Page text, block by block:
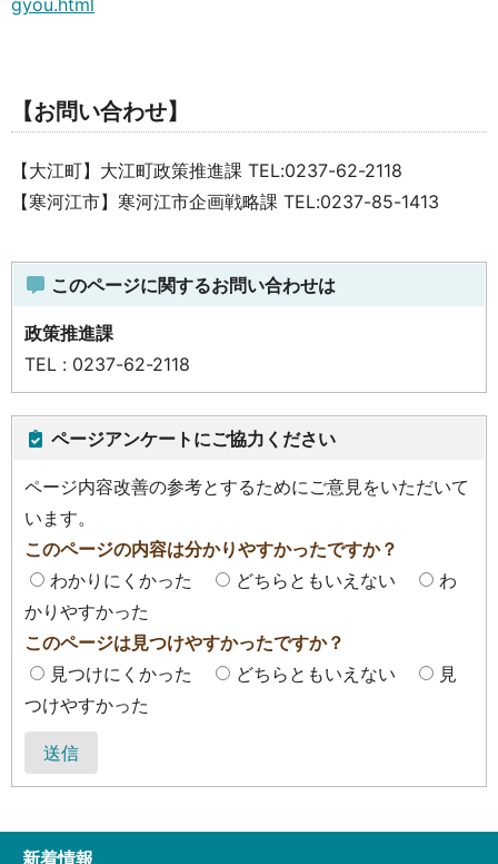
【お問い合わせ】
【大江町】大江町政策推進課 TEL:0237-62-2118
【寒河江市】寒河江市企画戦略課 TEL:0237-85-1413
このページに関するお問い合わせは
政策推進課
TEL : 0237-62-2118
ページアンケートにご協力ください
ページ内容改善の参考とするためにご意見をいただいて
います。
このページの内容は分かりやすかったですか？
わかりにくかった
どちらともいえない
わ
かりやすかった
このページは見つけやすかったですか？
見つけにくかった
どちらともいえない
見
つけやすかった
送信
新着情報